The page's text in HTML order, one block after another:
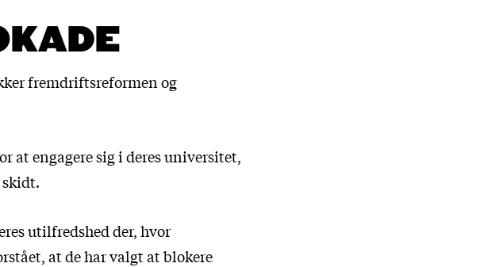
fremdriftsreformen og
at engagere sig i deres universitet,
utilfredshed der, hvor
at de har valgt at blokere